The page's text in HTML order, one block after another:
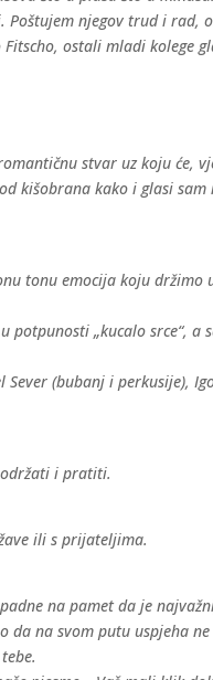
Poštujem njegov trud i rad,
ostali mladi kolege
stvar uz koju će,
kišobrana kako i glasi sam
tonu emocija koju držimo
potpunosti „kucalo srce“, a
(bubanj i perkusije),
i pratiti.
ili s prijateljima.
na pamet da je
da na svom putu uspjeha